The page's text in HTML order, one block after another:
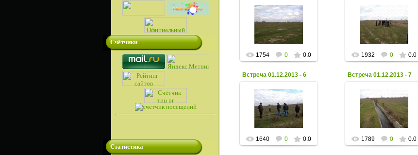
Счётчики
Статистика
06 Декабря 2013
Xpax
1754 0 0.0
06 Декабря 2013
Xpax
1932 0 0.0
Встреча 01.12.2013 - 6
06 Декабря 2013
Xpax
1640 0 0.0
Встреча 01.12.2013 - 7
06 Декабря 2013
Xpax
1789 0 0.0